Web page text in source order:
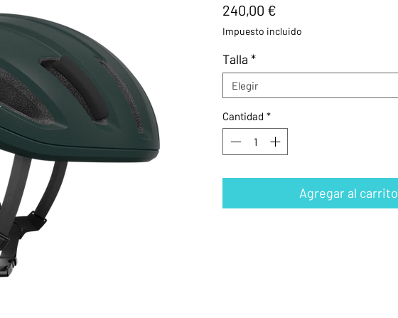
240,00 €
Impuesto incluido
Talla *
Elegir
Cantidad *
Agregar al carrito